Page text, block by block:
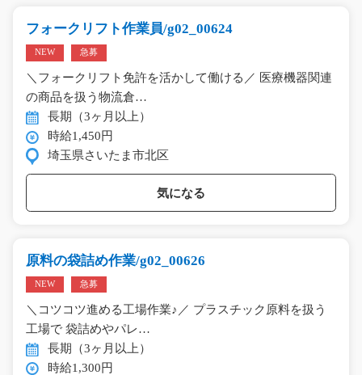
フォークリフト作業員/g02_00624
NEW 急募
＼フォークリフト免許を活かして働ける／ 医療機器関連
の商品を扱う物流倉…
長期（3ヶ月以上）
時給1,450円
埼玉県さいたま市北区
気になる
原料の袋詰め作業/g02_00626
NEW 急募
＼コツコツ進める工場作業♪／ プラスチック原料を扱う
工場で 袋詰めやパレ…
長期（3ヶ月以上）
時給1,300円